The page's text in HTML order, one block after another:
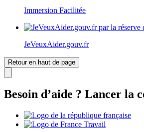
Immersion Facilitée
JeVeuxAider.gouv.fr
Retour en haut de page
Besoin d’aide ? Lancer la